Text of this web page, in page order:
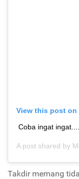
View this post on
Coba ingat
A post shared by
Takdir memang